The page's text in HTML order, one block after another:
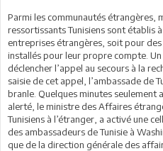
Parmi les communautés étrangères,
ressortissants Tunisiens sont établis
entreprises étrangères, soit pour
installés pour leur propre compte.
déclencher l’appel au secours à la
saisie de cet appel, l’ambassade de
branle. Quelques minutes seulement
alerté, le ministre des Affaires
Tunisiens à l’étranger, a activé une
des ambassadeurs de Tunisie à
que de la direction générale des